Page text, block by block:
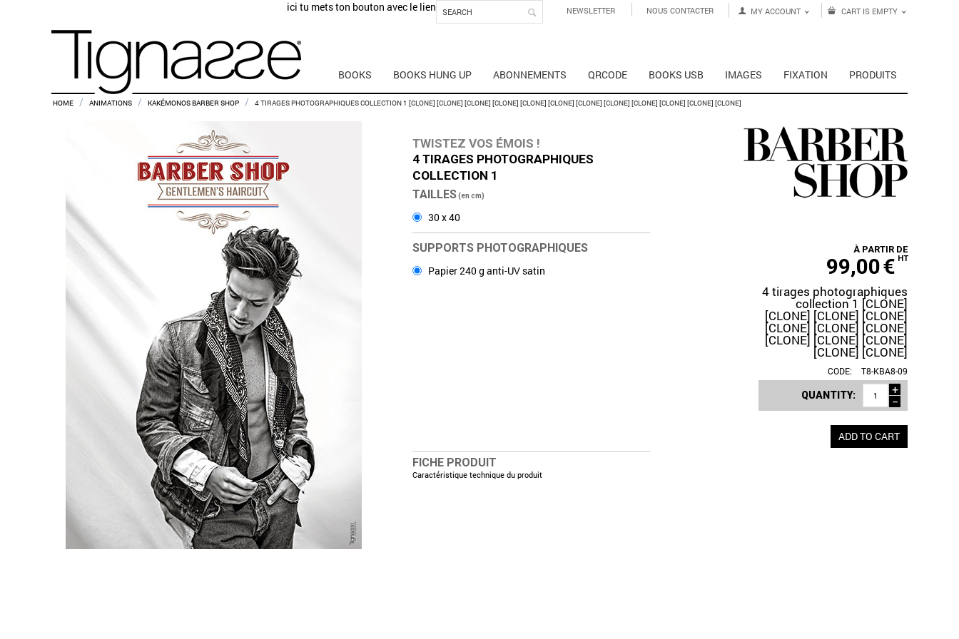
CART IS EMPTY
MY ACCOUNT
NEWSLETTER NOUS CONTACTER
ici tu mets ton bouton avec le lien
BOOKS BOOKS HUNG UP ABONNEMENTS QRCODE BOOKS USB IMAGES FIXATION PRODUITS
HOME / ANIMATIONS / KAKÉMONOS BARBER SHOP / 4 TIRAGES PHOTOGRAPHIQUES COLLECTION 1 [CLONE] [CLONE] [CLONE] [CLONE] [CLONE] [CLONE] [CLONE] [CLONE] [CLONE] [CLONE] [CLONE] [CLONE]
À PARTIR DE
99,00€ HT
4 tirages photographiques
collection 1 [CLONE]
[CLONE] [CLONE] [CLONE]
[CLONE] [CLONE] [CLONE]
[CLONE] [CLONE] [CLONE]
[CLONE] [CLONE]
CODE: T8-KBA8-09
QUANTITY:
+
−
ADD TO CART
TWISTEZ VOS ÉMOIS !
4 TIRAGES PHOTOGRAPHIQUES
COLLECTION 1
TAILLES(en cm)
30 x 40
SUPPORTS PHOTOGRAPHIQUES
Papier 240 g anti-UV satin
FICHE PRODUIT
Caractéristique technique du produit